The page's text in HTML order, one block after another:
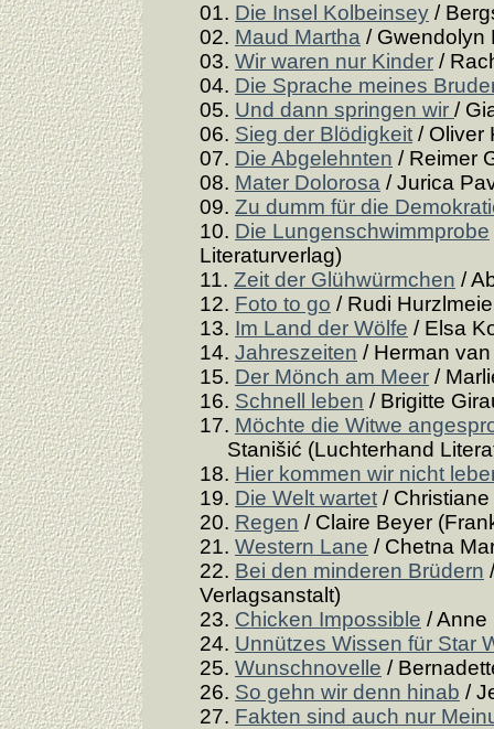
01. Die Insel Kolbeinsey /
02. Maud Martha / Gwendolyn
03. Wir waren nur Kinder /
04. Die Sprache meines
05. Und dann springen wir /
06. Sieg der Blödigkeit / Oliver
07. Die Abgelehnten / Reimer
08. Mater Dolorosa / Jurica
09. Zu dumm für die
10. Die Lungenschwimmprobe
Literaturverlag)
11. Zeit der Glühwürmchen /
12. Foto to go / Rudi
13. Im Land der Wölfe / Elsa
14. Jahreszeiten / Herman
15. Der Mönch am Meer /
16. Schnell leben / Brigitte
17. Möchte die Witwe
Stanišić (Luchterhand
18. Hier kommen wir nicht
19. Die Welt wartet /
20. Regen / Claire Beyer
21. Western Lane / Chetna
22. Bei den minderen Brüdern
Verlagsanstalt)
23. Chicken Impossible / Anne
24. Unnützes Wissen für Star
25. Wunschnovelle /
26. So gehn wir denn hinab /
27. Fakten sind auch nur